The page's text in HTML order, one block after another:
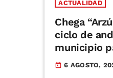
ACTUALIDAD
Chega
ciclo de
municipio
today 6 AGOSTO,